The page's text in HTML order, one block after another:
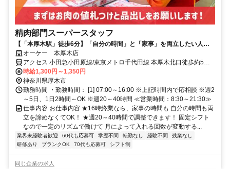
精肉部門スーパースタッフ
【「本厚木駅」徒歩6分】「自分の時間」と「家事」を両立したい人へ
♪16時に退勤の仕事◎未経験でも始めやすい！まずは品出しからstart
オーケー 本厚木店
アクセス 小田急小田原線/東京メトロ千代田線 本厚木北口徒歩約5
分、ＪＲ相模線 厚木徒歩約20分、小田急小田原線/東京メトロ千代田
線 厚木徒歩約20分 小田急小田原線「本厚木駅」より徒歩約6分＊自
転車通勤OK
時給1,300円～1,350円
神奈川県厚木市
勤務時間 ・勤務時間： [1] 07:00～16:00 ※上記時間内で応相談 ※週2
～5日、1日2時間～OK ※週20～40時間 ≪営業時間：8:30～21:30≫
仕事内容 お仕事内容 ★16時終業なら、家事の時間も 自分の時間も両
立を諦めなくてOK！ ★週20～40時間で調整できます！ 固定シフト
なので一定のリズムで働けて 月によって入れる回数が変動する...
業界未経験者歓迎 60代も応募可 学歴不問 転勤なし 経験不問
残業なし
研修あり
ブランクOK 70代も応募可 シフト制
同じ企業の求人